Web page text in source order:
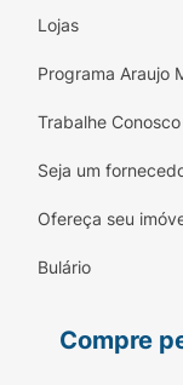
em local
contato
uso e procure
crianças. *livre
Lojas
Programa Araujo
Trabalhe Conosco
Seja um
Ofereça seu
Bulário
Compre